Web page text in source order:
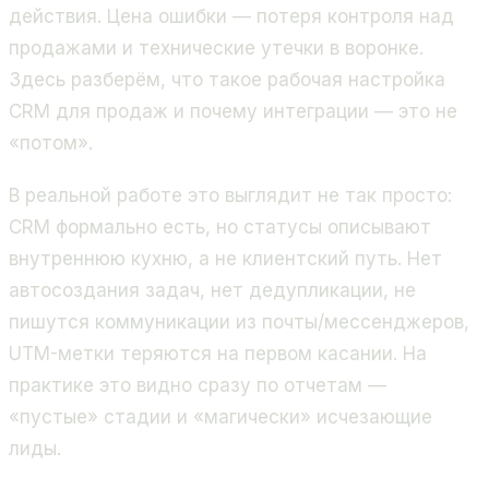
действия. Цена ошибки — потеря контроля над
продажами и технические утечки в воронке.
Здесь разберём, что такое рабочая настройка
CRM для продаж и почему интеграции — это не
«потом».
В реальной работе это выглядит не так просто:
CRM формально есть, но статусы описывают
внутреннюю кухню, а не клиентский путь. Нет
автосоздания задач, нет дедупликации, не
пишутся коммуникации из почты/мессенджеров,
UTM-метки теряются на первом касании. На
практике это видно сразу по отчетам —
«пустые» стадии и «магически» исчезающие
лиды.